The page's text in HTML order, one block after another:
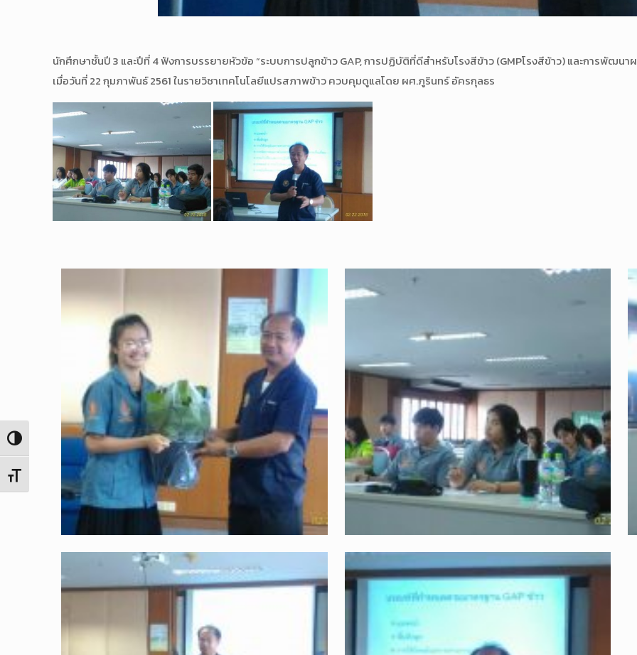
Toggle High Contrast
Toggle Font size
นักศึกษาชั้นปี 3 และปีที่ 4 ฟังการบรรยายหัวข้อ “ระบบการปลูกข้าว GAP, การปฏิบัติที่ดีสำหรับโรงสีข้าว (GMPโรงสีข้าว) และการพั
เมื่อวันที่ 22 กุมภาพันธ์ 2561 ในรายวิชาเทคโนโลยีแปรสภาพข้าว ควบคุมดูแลโดย ผศ.ภูรินทร์ อัครกุลธร